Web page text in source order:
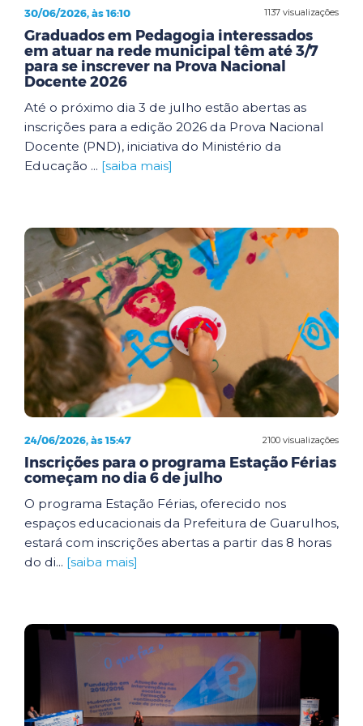
1137 visualizações
30/06/2026, às 16:10
Graduados em Pedagogia interessados
em atuar na rede municipal têm até 3/7
para se inscrever na Prova Nacional
Docente 2026
Até o próximo dia 3 de julho estão abertas as
inscrições para a edição 2026 da Prova Nacional
Docente (PND), iniciativa do Ministério da
Educação ... [saiba mais]
2100 visualizações
24/06/2026, às 15:47
Inscrições para o programa Estação Férias
começam no dia 6 de julho
O programa Estação Férias, oferecido nos
espaços educacionais da Prefeitura de Guarulhos,
estará com inscrições abertas a partir das 8 horas
do di... [saiba mais]